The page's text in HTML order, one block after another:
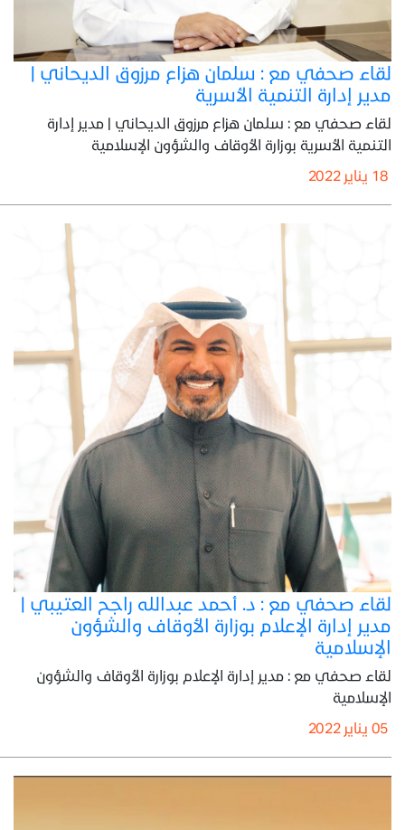
لقاء صحفي مع : سلمان هزاع مرزوق الديحاني |
مدير إدارة التنمية الأسرية
لقاء صحفي مع : سلمان هزاع مرزوق الديحاني | مدير إدارة
التنمية الأسرية بوزارة الأوقاف والشؤون الإسلامية
لقاء صحفي مع : د. أحمد عبدالله راجح العتيبي |
مدير إدارة الإعلام بوزارة الأوقاف والشؤون
الإسلامية
لقاء صحفي مع : مدير إدارة الإعلام بوزارة الأوقاف والشؤون
الإسلامية